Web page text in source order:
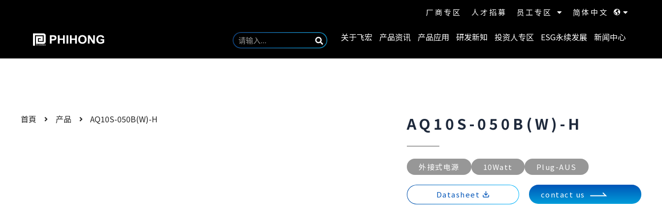
厂商专区 人才招募 员工专区 简体中文
关于飞宏 产品资讯 产品应用 研发新知 投资人专区 ESG永续发展 新闻中心
首頁 产品 AQ10S-050B(W)-H AQ10S-050B(W)-H
外接式电源 10Watt Plug-AUS
Datasheet contact us